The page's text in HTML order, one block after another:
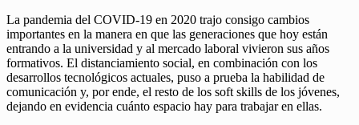
La pandemia del COVID-19 en 2020 trajo consigo cambios
importantes en la manera en que las generaciones que hoy están
entrando a la universidad y al mercado laboral vivieron sus años
formativos. El distanciamiento social, en combinación con los
desarrollos tecnológicos actuales, puso a prueba la habilidad de
comunicación y, por ende, el resto de los soft skills de los jóvenes,
dejando en evidencia cuánto espacio hay para trabajar en ellas.